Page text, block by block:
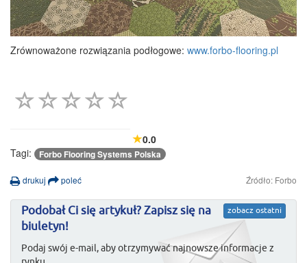
Zrównoważone rozwiązania podłogowe: www.forbo-flooring.pl
0.0
Tagi:
Forbo Flooring Systems Polska
drukuj poleć Źródło: Forbo
zobacz ostatni
Podobał Ci się artykuł? Zapisz się na
biuletyn!
Podaj swój e-mail, aby otrzymywać najnowsze informacje z